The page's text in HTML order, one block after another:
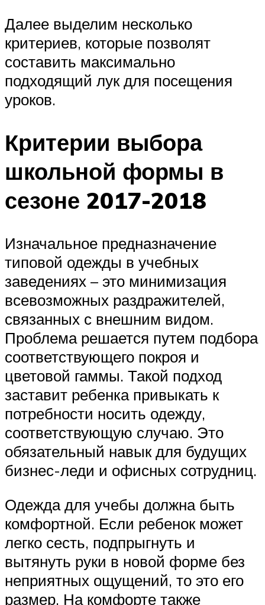
Далее выделим несколько
критериев, которые позволят
составить максимально
подходящий лук для посещения
уроков.
Критерии выбора
школьной формы в
сезоне 2017-2018
Изначальное предназначение
типовой одежды в учебных
заведениях – это минимизация
всевозможных раздражителей,
связанных с внешним видом.
Проблема решается путем подбора
соответствующего покроя и
цветовой гаммы. Такой подход
заставит ребенка привыкать к
потребности носить одежду,
соответствующую случаю. Это
обязательный навык для будущих
бизнес-леди и офисных сотрудниц.
Одежда для учебы должна быть
комфортной. Если ребенок может
легко сесть, подпрыгнуть и
вытянуть руки в новой форме без
неприятных ощущений, то это его
размер. На комфорте также